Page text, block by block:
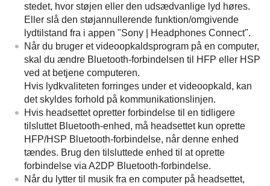
stedet, hvor støjen eller den udsædvanlige lyd høres.
Eller slå den støjannullerende funktion/omgivende
lydtilstand fra i appen "Sony | Headphones Connect".
Når du bruger et videoopkaldsprogram på en computer,
skal du ændre Bluetooth-forbindelsen til HFP eller HSP
ved at betjene computeren.
Hvis lydkvaliteten forringes under et videoopkald, kan
det skyldes forhold på kommunikationslinjen.
Hvis headsettet opretter forbindelse til en tidligere
tilsluttet Bluetooth-enhed, må headsettet kun oprette
HFP/HSP Bluetooth-forbindelse, når denne enhed
tændes. Brug den tilsluttede enhed til at oprette
forbindelse via A2DP Bluetooth-forbindelse.
Når du lytter til musik fra en computer på headsettet,